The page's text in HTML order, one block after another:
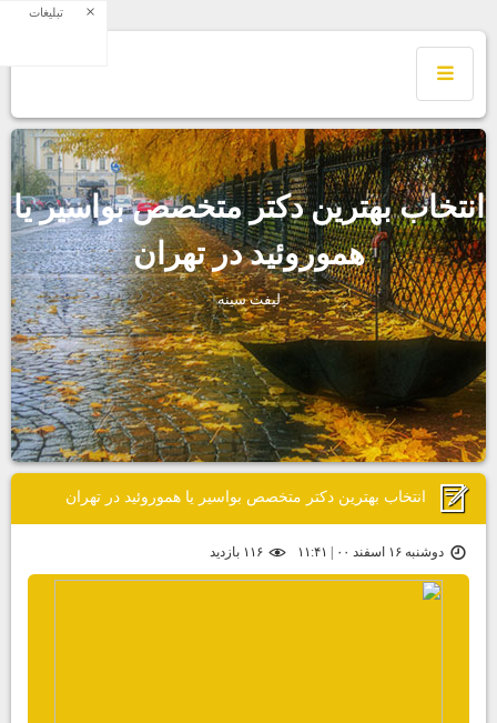
انتخاب بهترين دكتر متخصص بواسير يا
هموروئيد در تهران
ليفت سينه
انتخاب بهترين دكتر متخصص بواسير يا هموروئيد در تهران
دوشنبه ۱۶ اسفند ۰۰ | ۱۱:۴۱ ۱۱۶ بازديد
تبلیغات